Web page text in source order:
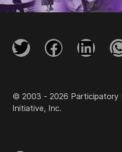
© 2003 - 2026 Participatory
Initiative, Inc.